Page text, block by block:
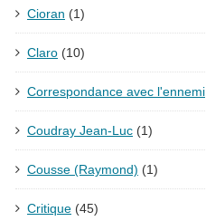
Cioran (1)
Claro (10)
Correspondance avec l'ennemi
Coudray Jean-Luc (1)
Cousse (Raymond) (1)
Critique (45)